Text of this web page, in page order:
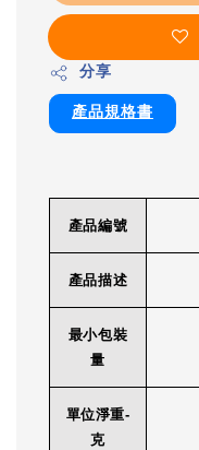
分享
產品規格書
產品編號
產品描述
最小包裝
量
單位淨重-
克